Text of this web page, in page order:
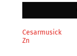
Cesarmusick
Zn